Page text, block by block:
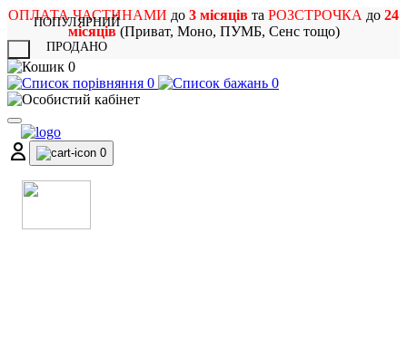
ОПЛАТА ЧАСТИНАМИ до 3 місяців та РОЗСТРОЧКА до 24
місяців(Приват, Моно, ПУМБ, Сенс тощо)
0
0
0
0
ПОПУЛЯРНИЙ
ПРОДАНО